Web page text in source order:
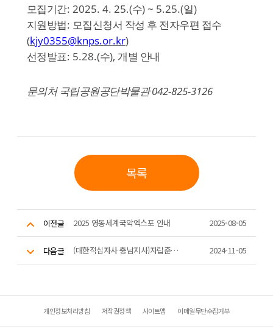
모집기간: 2025. 4. 25.(수) ~ 5.25.(일)
지원방법: 모집신청서 작성 후 전자우편 접수
(kjy0355@knps.or.kr)
선정발표: 5.28.(수), 개별 안내
문의처 국립공원공단박물관042-825-3126
목록
이전글 2025 영동세계국악엑스포 안내 2025-08-05
다음글 (대한적십자사 충남지사)자립준비청년 멘토링 사업(교육 및 봉사) 참가자 모집 안내 2024-11-05
개인정보처리방침 저작권정책 사이트맵 이메일무단수집거부